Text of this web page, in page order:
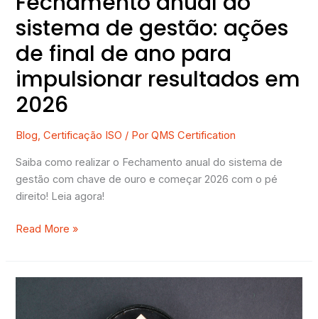
sistema de gestão: ações
de final de ano para
impulsionar resultados em
2026
Blog,Certificação ISO / PorQMS Certification
Saiba como realizar o Fechamento anual do sistema de
gestão com chave de ouro e começar 2026 com o pé
direito! Leia agora!
resultados
em
2026
Read More »